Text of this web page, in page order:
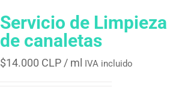
Servicio de Limpieza
de canaletas
$14.000 CLP/ ml IVA incluido